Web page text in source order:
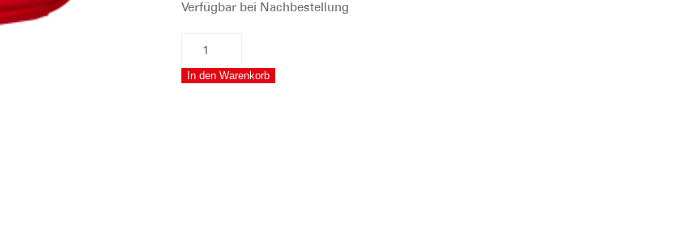
Verfügbar bei Nachbestellung
VAUDE
In den Warenkorb